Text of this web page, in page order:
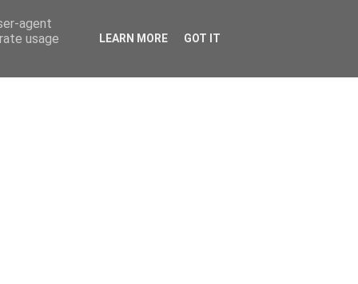
agent
usage
LEARN MORE GOT IT